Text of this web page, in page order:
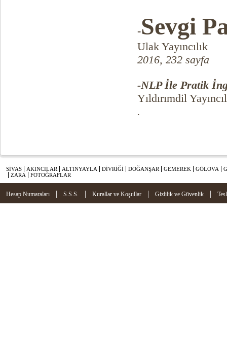
-Sevgi
Ulak Yayıncılık
2016, 232 sayfa
-NLP İle Pratik
Yıldırımdil
.
SİVAS AKINCILAR ALTINYAYLA DİVRİĞİ DOĞANŞAR GEMEREK GÖLOVA
ZARA
FOTOĞRAFLAR
Hesap Numaraları | S.S.S. | Kurallar ve Koşullar | Gizlilik ve Güvenlik |